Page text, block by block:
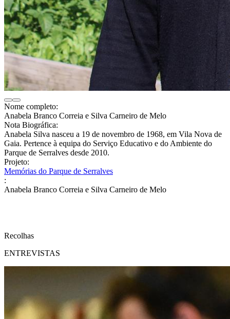
Nome completo:
Anabela Branco Correia e Silva Carneiro de Melo
Nota Biográfica:
Anabela Silva nasceu a 19 de novembro de 1968, em Vila Nova de
Gaia. Pertence à equipa do Serviço Educativo e do Ambiente do
Parque de Serralves desde 2010.
Projeto:
Memórias do Parque de Serralves
:
Anabela Branco Correia e Silva Carneiro de Melo
Recolhas
ENTREVISTAS